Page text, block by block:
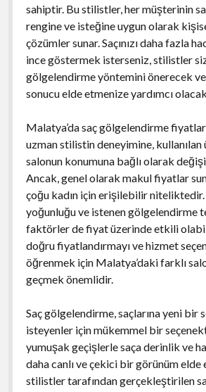
sahiptir. Bu stilistler, her müşterinin
rengine ve isteğine uygun olarak
çözümler sunar. Saçınızı daha fazla
ince göstermek isterseniz, stilistler
gölgelendirme yöntemini önerecek
sonucu elde etmenize yardımcı
Malatya’da saç gölgelendirme
uzman stilistin deneyimine, kullanılan
salonun konumuna bağlı olarak
Ancak, genel olarak makul fiyatlar
çoğu kadın için erişilebilir niteliktedir.
yoğunluğu ve istenen gölgelendirme
faktörler de fiyat üzerinde etkili
doğru fiyatlandırmayı ve hizmet
öğrenmek için Malatya’daki farklı
geçmek önemlidir.
Saç gölgelendirme, saçlarına yeni bir
isteyenler için mükemmel bir
yumuşak geçişlerle saça derinlik ve
daha canlı ve çekici bir görünüm elde
stilistler tarafından gerçekleştirilen